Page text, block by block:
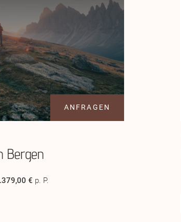
ANFRAGEN
Bergen
€ p. P.